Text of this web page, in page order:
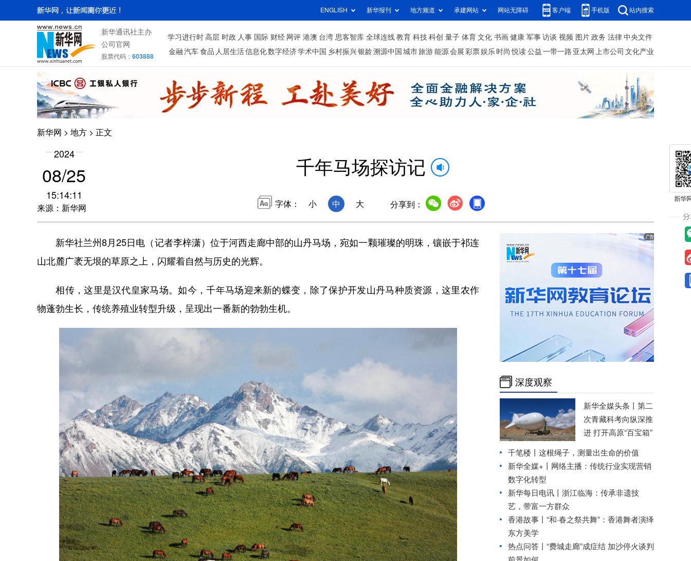
ENGLISH 新华报刊 地方频道 承建网站 网站无障碍 客户端 手机版 站内搜索
新华通讯社主办
公司官网
股票代码： 603888
学习进行时 高层 时政 人事 国际 财经 网评 港澳 台湾 思客智库 全球连线 教育 科技 科创 量子 体育 文化 书画 健康 军事 访谈 视频 图片 政务 法律 中央文件
金融 汽车 食品 人居生活信息化数字经济学术中国 乡村振兴银龄溯源中国 城市旅游 能源 会展 彩票娱乐 时尚 悦读 公益 一带一路 亚太网 上市公司 文化产业
新华网 > 地方 > 正文
2024
08/25
15:14:11
来源：新华网
千年马场探访记
字体： 小 中 大 分享到：
新华社兰州8月25日电（记者李梓潇）位于河西走廊中部的山丹马场，宛如一颗璀璨的明珠，镶嵌于祁连
山北麓广袤无垠的草原之上，闪耀着自然与历史的光辉。
相传，这里是汉代皇家马场。如今，千年马场迎来新的蝶变，除了保护开发山丹马种质资源，这里农作
物蓬勃生长，传统养殖业转型升级，呈现出一番新的勃勃生机。
深度观察
新华全媒头条丨 第二
次青藏科考向纵深推
进 打开高原“百宝箱”
千笔楼丨这根绳子，测量出生命的价值
新华全媒+丨 网络主播：传统行业实现营销
数字化转型
新华每日电讯丨 浙江临海：传承非遗技
艺，带富一方群众
香港故事丨 “和·春之祭共舞”：香港舞者演绎
东方美学
热点问答丨“费城走廊”成症结 加沙停火谈判